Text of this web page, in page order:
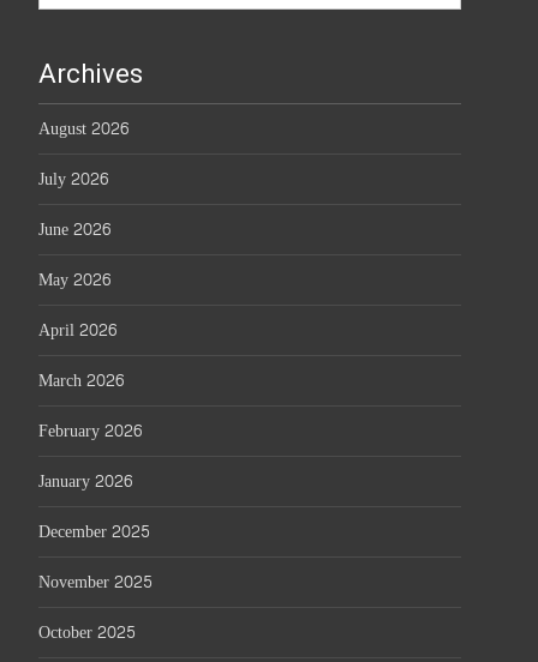
Archives
August 2026
July 2026
June 2026
May 2026
April 2026
March 2026
February 2026
January 2026
December 2025
November 2025
October 2025